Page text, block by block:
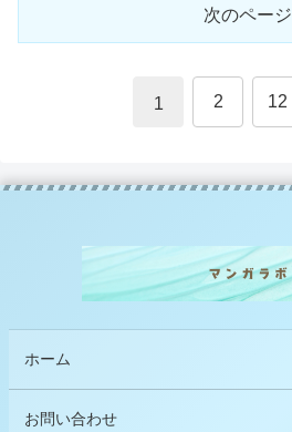
次のページ
1 2 12
ホーム
お問い合わせ